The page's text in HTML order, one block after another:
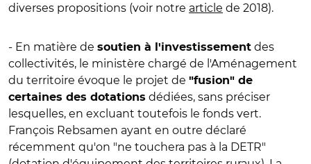
diverses propositions (voir notre article de 2018).
- En matière de soutien à l'investissement des
collectivités, le ministère chargé de l'Aménagement
du territoire évoque le projet de "fusion" de
certaines des dotations dédiées, sans préciser
lesquelles, en excluant toutefois le fonds vert.
François Rebsamen ayant en outre déclaré
récemment qu'on "ne touchera pas à la DETR"